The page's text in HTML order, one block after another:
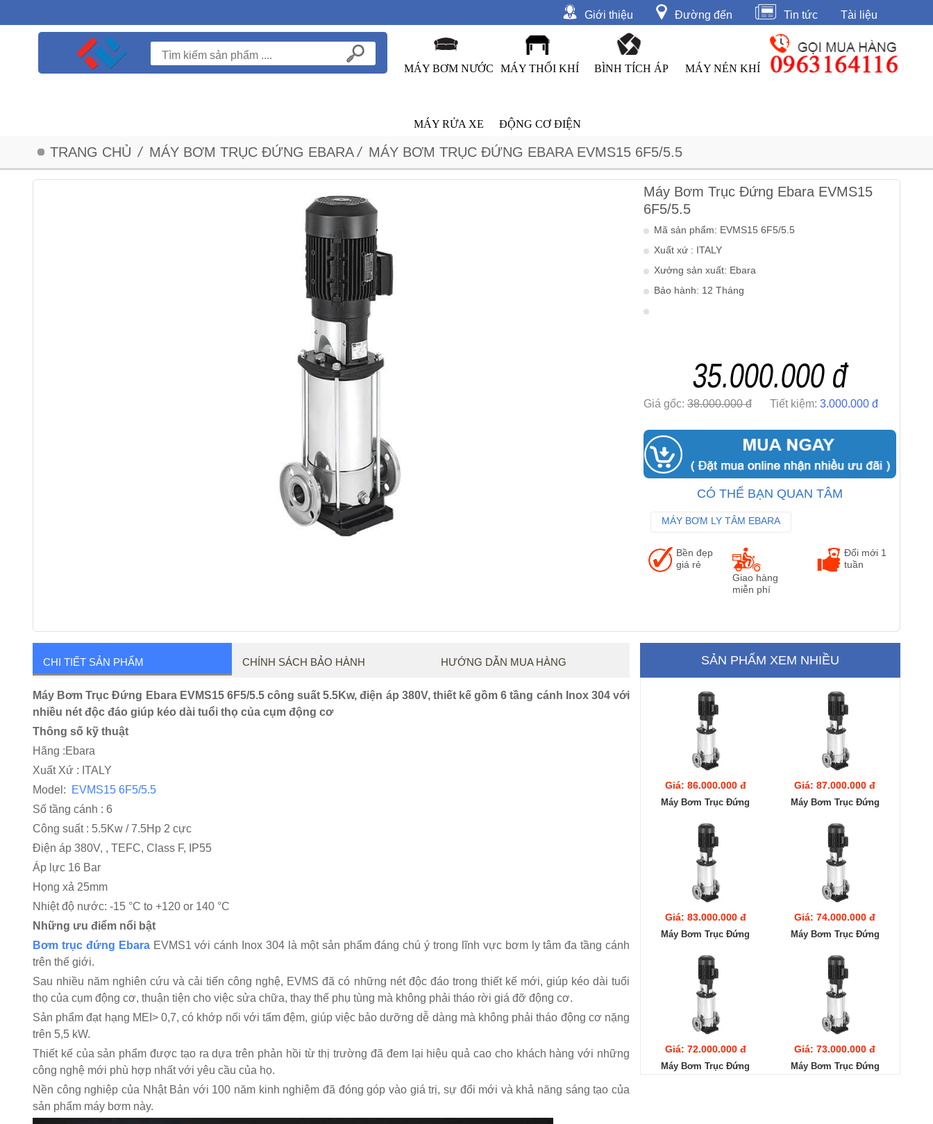
Giới thiệu Đường đến Tin tức Tài liệu
MÁY BƠM NƯỚC MÁY THỔI KHÍ BÌNH TÍCH ÁP MÁY NÉN KHÍ
MÁY RỬA XE ĐỘNG CƠ ĐIỆN
TRANG CHỦ / MÁY BƠM TRỤC ĐỨNG EBARA / MÁY BƠM TRỤC ĐỨNG EBARA EVMS15 6F5/5.5
Máy Bơm Trục Đứng Ebara EVMS15
6F5/5.5
Mã sản phẩm: EVMS15 6F5/5.5
Xuất xứ : ITALY
Xưởng sản xuất: Ebara
Bảo hành: 12 Tháng
35.000.000 đ
Giá gốc:38.000.000 đ Tiết kiệm: 3.000.000 đ
CÓ THỂ BẠN QUAN TÂM
MÁY BƠM LY TÂM EBARA
MÁY BƠM CÔNG NGHIỆP EBARA
Bền đẹp
giá rẻ
Giao hàng
miễn phí
Đổi mới 1
tuần
CHI TIẾT SẢN PHẨM CHÍNH SÁCH BẢO HÀNH HƯỚNG DẪN MUA HÀNG
Máy Bơm Trục Đứng Ebara EVMS15 6F5/5.5 công suất 5.5Kw, điện áp 380V, thiết kế gồm 6 tầng cánh Inox 304 với
nhiều nét độc đáo giúp kéo dài tuổi thọ của cụm động cơ
Thông số kỹ thuật
Hãng :Ebara
Xuất Xứ : ITALY
Model:
EVMS15 6F5/5.5
Số tầng cánh : 6
Công suất : 5.5Kw / 7.5Hp 2 cực
Điện áp 380V, , TEFC, Class F, IP55
Áp lực 16 Bar
Họng xả 25mm
Nhiệt độ nước: -15 °C to +120 or 140 °C
Những ưu điểm nổi bật
Bơm trục đứng EbaraEVMS1 với cánh Inox 304 là một sản phẩm đáng chú ý trong lĩnh vực bơm ly tâm đa tầng cánh
trên thế giới.
Sau nhiều năm nghiên cứu và cải tiến công nghệ, EVMS đã có những nét độc đáo trong thiết kế mới, giúp kéo dài tuổi
thọ của cụm động cơ, thuận tiện cho việc sửa chữa, thay thế phụ tùng mà không phải tháo rời giá đỡ động cơ.
Sản phẩm đạt hạng MEI> 0,7, có khớp nối với tấm đệm, giúp việc bảo dưỡng dễ dàng mà không phải tháo động cơ nặng
trên 5,5 kW.
Thiết kế của sản phẩm được tạo ra dựa trên phản hồi từ thị trường đã đem lại hiệu quả cao cho khách hàng với những
công nghệ mới phù hợp nhất với yêu cầu của họ.
Nền công nghiệp của Nhật Bản với 100 năm kinh nghiệm đã đóng góp vào giá trị, sự đổi mới và khả năng sáng tạo của
sản phẩm máy bơm này.
SẢN PHẨM XEM NHIỀU
Giá: 86.000.000 đ
Máy Bơm Trục Đứng
16F5/18.5
Giá: 87.000.000 đ
Máy Bơm Trục Đứng
15F5/18.5
Giá: 83.000.000 đ
Máy Bơm Trục Đứng
14F5/18.5
Giá: 74.000.000 đ
Máy Bơm Trục Đứng
Giá: 72.000.000 đ
Máy Bơm Trục Đứng
Giá: 73.000.000 đ
Máy Bơm Trục Đứng